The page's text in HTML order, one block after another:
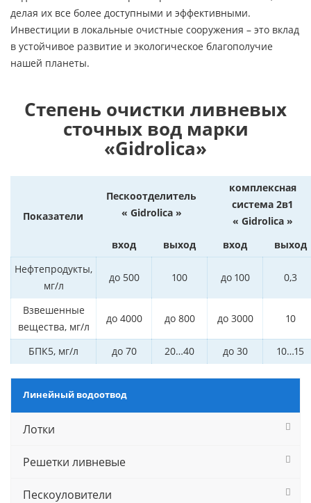
делая их все более доступными и эффективными.
Инвестиции в локальные очистные сооружения – это вклад
в устойчивое развитие и экологическое благополучие
нашей планеты.
Степень очистки ливневых
сточных вод марки
«Gidrolica»
Показатели
Пескоотделитель
« Gidrolica »
комплексная
система 2в1
« Gidrolica »
вход
выход вход
выход
Нефтепродукты,
мг/л
до 500 100 до 100 0,3
Взвешенные
вещества, мг/л
до 4000 до 800 до 3000 10
БПК5, мг/л до 70 20…40 до 30 10…15
Линейный водоотвод
Лотки
Решетки ливневые
Пескоуловители